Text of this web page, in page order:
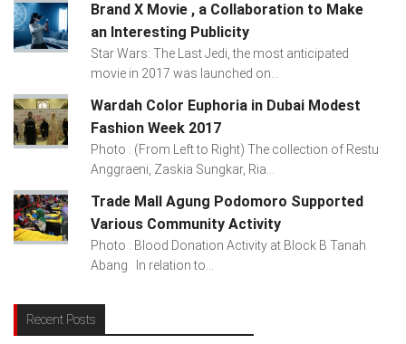
Brand X Movie , a Collaboration to Make
an Interesting Publicity
Star Wars: The Last Jedi, the most anticipated
movie in 2017 was launched on...
Wardah Color Euphoria in Dubai Modest
Fashion Week 2017
Photo : (From Left to Right) The collection of Restu
Anggraeni, Zaskia Sungkar, Ria...
Trade Mall Agung Podomoro Supported
Various Community Activity
Photo : Blood Donation Activity at Block B Tanah
Abang In relation to...
Recent Posts